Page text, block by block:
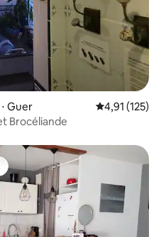
Guer Évaluation
4,91 (125)
Brocéliande
plus appréciés